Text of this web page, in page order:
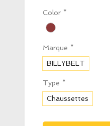
Color *
Marque *
BILLYBELT
Type *
Chaussettes